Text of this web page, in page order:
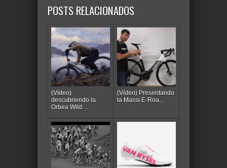
POSTS RELACIONADOS
(Vídeo)
descubriendo la
Orbea Wild ...
(Vídeo) Presentando
la Massi E-Roa...